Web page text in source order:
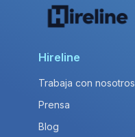
Hireline
Trabaja con nosotros
Prensa
Blog